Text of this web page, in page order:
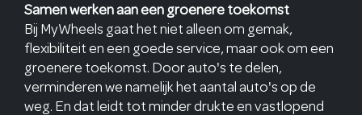
Samen werken aan een groenere toekomst
Bij MyWheels gaat het niet alleen om gemak,
flexibiliteit en een goede service, maar ook om een
groenere toekomst. Door auto's te delen,
verminderen we namelijk het aantal auto's op de
weg. En dat leidt tot minder drukte en vastlopend